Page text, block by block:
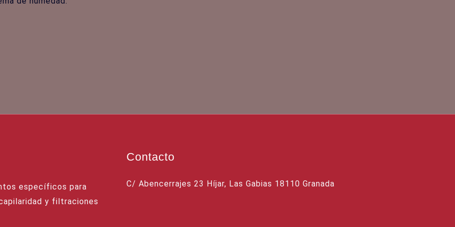
específicos para
y filtraciones
Contacto
C/ Abencerrajes 23 Híjar, Las Gabias 18110 Granada